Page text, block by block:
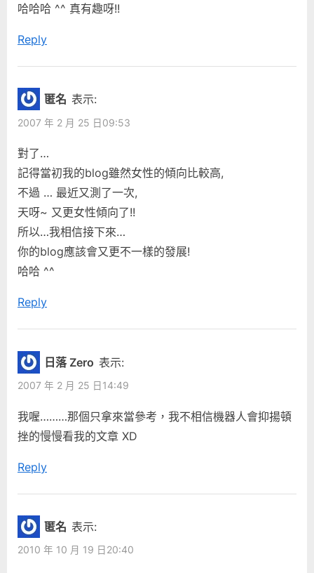
哈哈哈 ^^ 真有趣呀!!
Reply
匿名 表示:
2007 年 2 月 25 日09:53
對了…
記得當初我的blog雖然女性的傾向比較高,
不過 … 最近又測了一次,
天呀~ 又更女性傾向了!!
所以…我相信接下來…
你的blog應該會又更不一樣的發展!
哈哈 ^^
Reply
日落 Zero 表示:
2007 年 2 月 25 日14:49
我喔………那個只拿來當參考，我不相信機器人會抑揚頓
挫的慢慢看我的文章 XD
Reply
匿名 表示:
2010 年 10 月 19 日20:40